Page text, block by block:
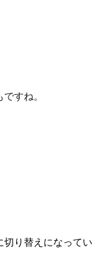
すね。
切り替えになってい